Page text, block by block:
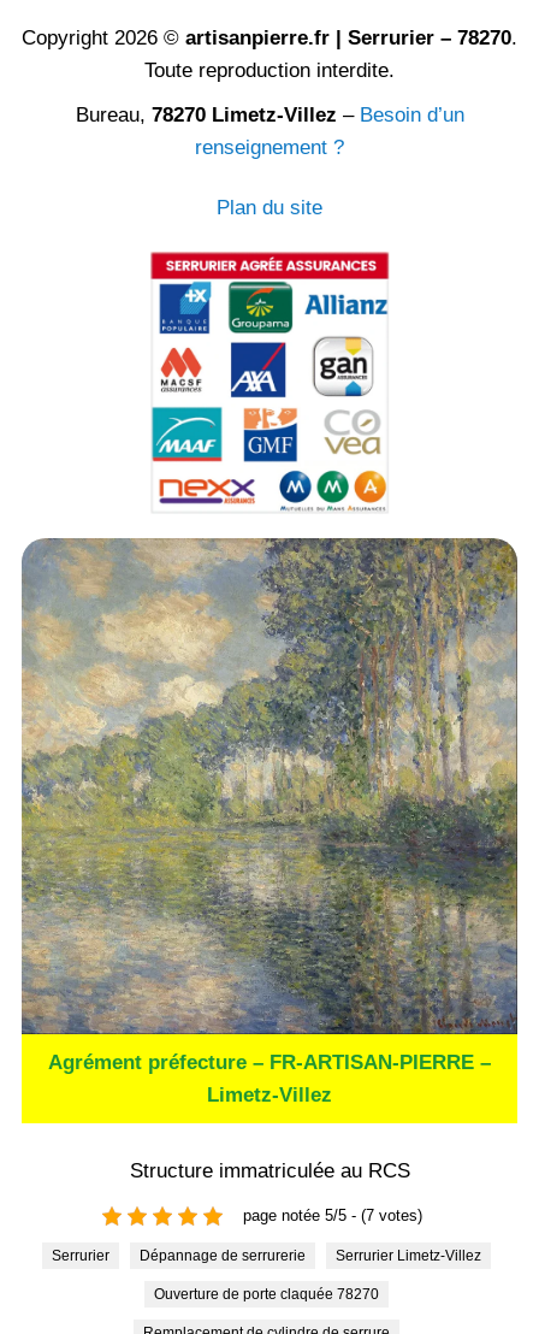
Copyright 2026 © artisanpierre.fr | Serrurier – 78270.
Toute reproduction interdite.
Bureau, 78270 Limetz-Villez – Besoin d’un
renseignement ?
Plan du site
Agrément préfecture – FR-ARTISAN-PIERRE –
Limetz-Villez
Structure immatriculée au RCS
page notée 5/5 - (7 votes)
Serrurier Dépannage de serrurerie Serrurier Limetz-Villez
Ouverture de porte claquée 78270